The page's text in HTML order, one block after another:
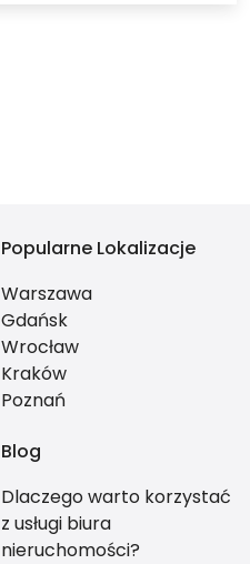
Popularne Lokalizacje
Warszawa
Gdańsk
Wrocław
Kraków
Poznań
Blog
Dlaczego warto korzystać
z usługi biura
nieruchomości?